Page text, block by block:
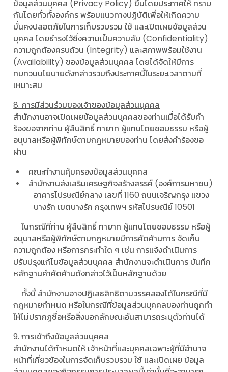
ข้อมูลส่วนบุคคล (Privacy Policy) ขึ้นโดยประกาศให้ ทราบ
กันโดยทั่วทั้งองค์กร พร้อมแนวทางปฏิบัติเพื่อให้เกิดความ
มั่นคงปลอดภัยในการเก็บรวบรวม ใช้ และเปิดเผยข้อมูลส่วน
บุคคล โดยธํารงไว้ซึ่งความเป็นความลับ (Confidentiality)
ความถูกต้องครบถ้วน (Integrity) และสภาพพร้อมใช้งาน
(Availability) ของข้อมูลส่วนบุคคล โดยได้จัดให้มีการ
ทบทวนนโยบายดังกล่าวรวมถึงประกาศนี้ในระยะเวลาตามที่
เหมาะสม
8. การมีส่วนร่วมของเจ้าของข้อมูลส่วนบุคคล
สํานักงานอาจเปิดเผยข้อมูลส่วนบุคคลของท่านเมื่อได้รับคํา
ร้องขอจากท่าน ผู้สืบสิทธิ์ ทายาท ผู้แทนโดยชอบธรรม หรือผู้
อนุบาลหรือผู้พิทักษ์ตามกฎหมายของท่าน โดยส่งคําร้องขอ
ผ่าน
คณะทํางานคุ้มครองข้อมูลส่วนบุคคล
สํานักงานส่งเสริมเศรษฐกิจสร้างสรรค์ (องค์การมหาชน)
อาคารไปรษณีย์กลาง เลขที่ 1160 ถนนเจริญกรุง แขวง
บางรัก เขตบางรัก กรุงเทพฯ รหัสไปรษณีย์ 10501
ในกรณีที่ท่าน ผู้สืบสิทธิ์ ทายาท ผู้แทนโดยชอบธรรม หรือผู้
อนุบาลหรือผู้พิทักษ์ตามกฎหมายมีการคัดค้านการ จัดเก็บ
ความถูกต้อง หรือการกระทําใด ๆ เช่น การแจ้งดําเนินการ
ปรับปรุงแก้ไขข้อมูลส่วนบุคคล สํานักงานจะดําเนินการ บันทึก
หลักฐานคําคัดค้านดังกล่าวไว้เป็นหลักฐานด้วย
ทั้งนี้ สํานักงานอาจปฏิเสธสิทธิตามวรรคสองได้ในกรณีที่มี
กฎหมายกําหนด หรือในกรณีที่ข้อมูลส่วนบุคคลของท่านถูกทํา
ให้ไม่ปรากฏชื่อหรือสิ่งบอกลักษณะอันสามารถระบุตัวท่านได้
9. การเข้าถึงข้อมูลส่วนบุคคล
สํานักงานได้กําหนดให้ เจ้าหน้าที่และบุคคลเฉพาะผู้ที่มีอํานาจ
หน้าที่เกี่ยวข้องในการจัดเก็บรวบรวม ใช้ และเปิดเผย ข้อมูล